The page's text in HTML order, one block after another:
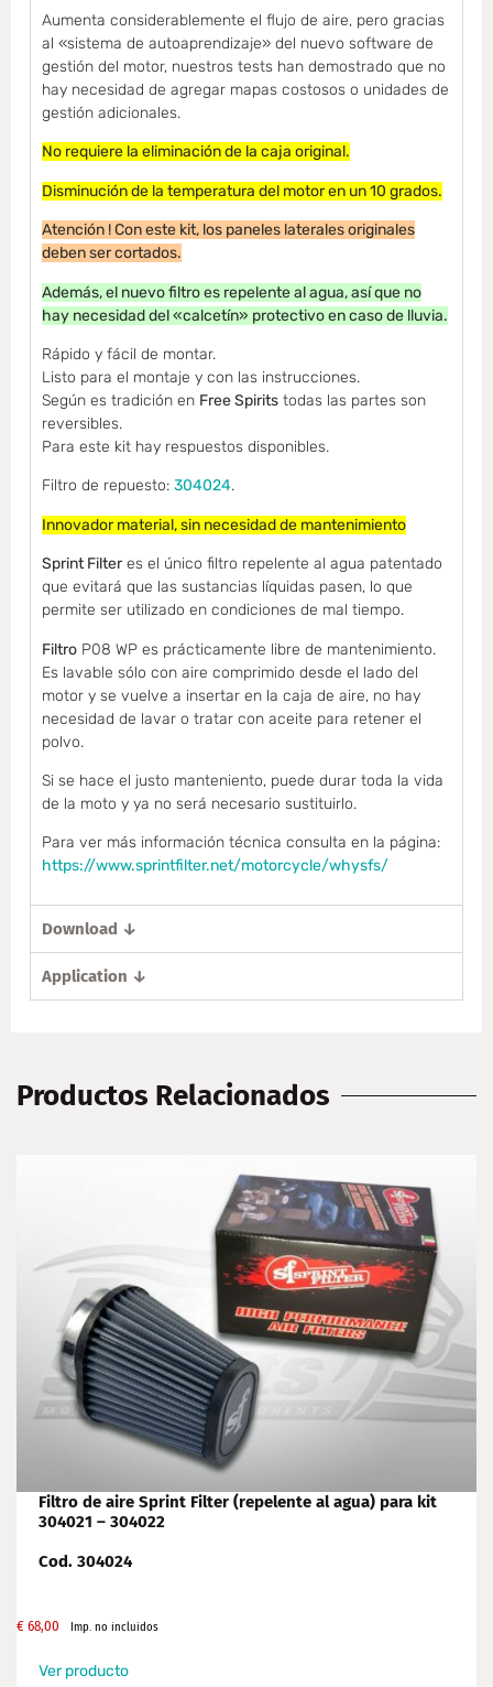
Aumenta considerablemente el flujo de aire, pero gracias
al «sistema de autoaprendizaje» del nuevo software de
gestión del motor, nuestros tests han demostrado que no
hay necesidad de agregar mapas costosos o unidades de
gestión adicionales.
No requiere la eliminación de la caja original.
Disminución de la temperatura del motor en un 10 grados.
Atención ! Con este kit, los paneles laterales originales
deben ser cortados.
Además, el nuevo filtro es repelente al agua, así que no
hay necesidad del «calcetín» protectivo en caso de lluvia.
Rápido y fácil de montar.
Listo para el montaje y con las instrucciones.
Según es tradición en Free Spirits todas las partes son
reversibles.
Para este kit hay respuestos disponibles.
Filtro de repuesto:304024.
Innovador material, sin necesidad de mantenimiento
Sprint Filteres el único filtro repelente al agua patentado
que evitará que las sustancias líquidas pasen, lo que
permite ser utilizado en condiciones de mal tiempo.
Filtro P08 WP es prácticamente libre de mantenimiento.
Es lavable sólo con aire comprimido desde el lado del
motor y se vuelve a insertar en la caja de aire, no hay
necesidad de lavar o tratar con aceite para retener el
polvo.
Si se hace el justo manteniento, puede durar toda la vida
de la moto y ya no será necesario sustituirlo.
Para ver más información técnica consulta en la página:
https://www.sprintfilter.net/motorcycle/whysfs/
Download ↓
Application ↓
Productos Relacionados
Filtro de aire Sprint Filter (repelente al agua) para kit
304021 – 304022
Cod. 304024
€ 68,00 Imp. no incluidos
Ver producto